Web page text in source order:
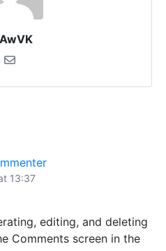
13:37
editing, and deleting
Comments screen in the